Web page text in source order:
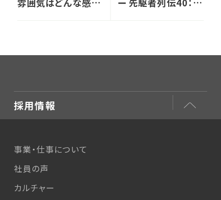
採用情報
事業・仕事について
社員の声
カルチャー